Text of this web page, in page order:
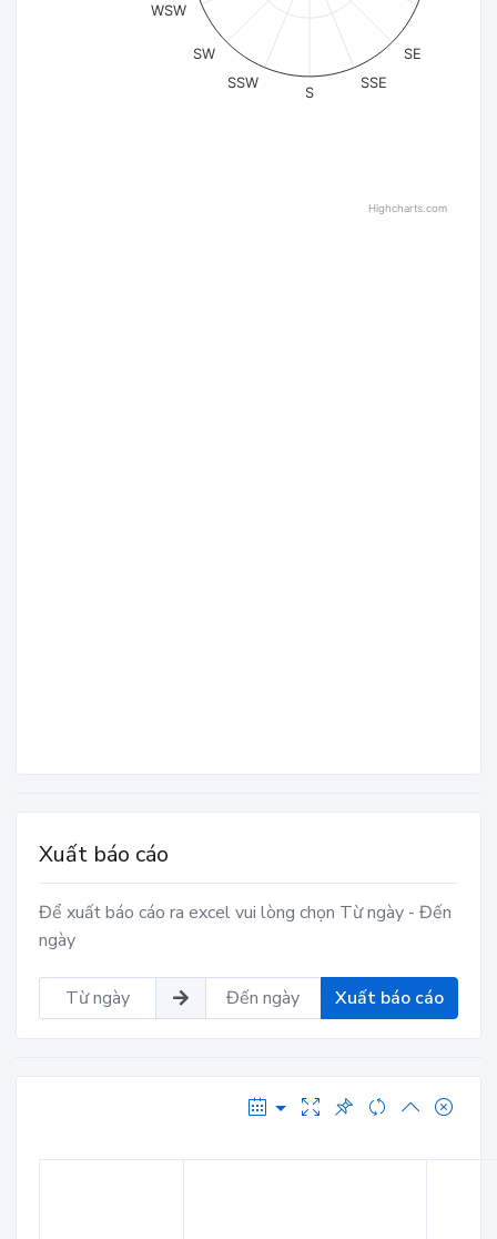
SE
SSE
S
SSW
SW
WSW
Highcharts.com
Xuất báo cáo
Để xuất báo cáo ra excel vui lòng chọn Từ ngày - Đến
ngày
Xuất báo cáo